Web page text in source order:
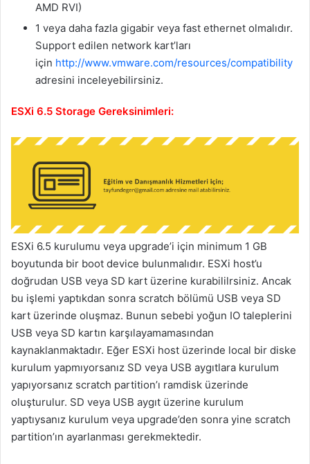
AMD RVI)
1 veya daha fazla gigabir veya fast ethernet olmalıdır.
Support edilen network kart’ları
için http://www.vmware.com/resources/compatibility
adresini inceleyebilirsiniz.
ESXi 6.5 Storage Gereksinimleri:
ESXi 6.5 kurulumu veya upgrade’i için minimum 1 GB
boyutunda bir boot device bulunmalıdır. ESXi host’u
doğrudan USB veya SD kart üzerine kurabililrsiniz. Ancak
bu işlemi yaptıkdan sonra scratch bölümü USB veya SD
kart üzerinde oluşmaz. Bunun sebebi yoğun IO taleplerini
USB veya SD kartın karşılayamamasından
kaynaklanmaktadır. Eğer ESXi host üzerinde local bir diske
kurulum yapmıyorsanız SD veya USB aygıtlara kurulum
yapıyorsanız scratch partition’ı ramdisk üzerinde
oluşturulur. SD veya USB aygıt üzerine kurulum
yaptıysanız kurulum veya upgrade’den sonra yine scratch
partition’ın ayarlanması gerekmektedir.